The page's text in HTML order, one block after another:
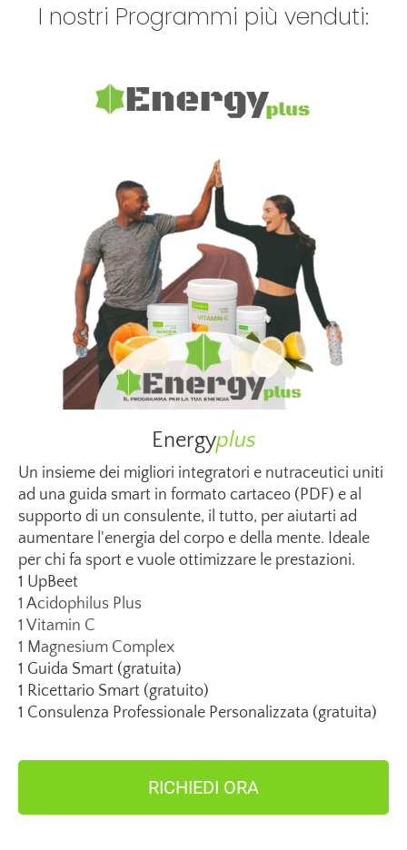
I nostri Programmi più venduti:
Energyplus
Un insieme dei migliori integratori e nutraceutici uniti
ad una guida smart in formato cartaceo (PDF) e al
supporto di un consulente, il tutto, per aiutarti ad
aumentare l'energia del corpo e della mente. Ideale
per chi fa sport e vuole ottimizzare le prestazioni.
1 UpBeet
1 Acidophilus Plus
1 Vitamin C
1 Magnesium Complex
1 Guida Smart (gratuita)
1 Ricettario Smart (gratuito)
1 Consulenza Professionale Personalizzata (gratuita)
RICHIEDI ORA